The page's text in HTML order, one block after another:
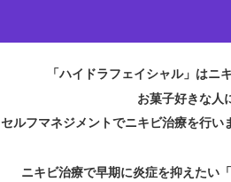
「ハイドラフェイシャル」は
お菓子好きな人
セルフマネジメントでニキビ治療を行い
ニキビ治療で早期に炎症を抑えたい